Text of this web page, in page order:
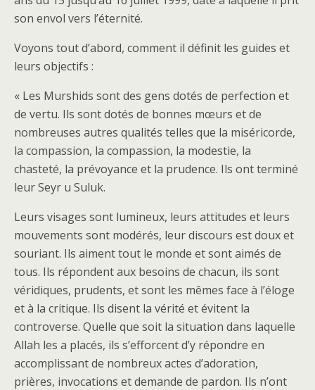
son envol vers l’éternité.
Voyons tout d’abord, comment il définit les guides et
leurs objectifs :
« Les Murshids sont des gens dotés de perfection et
de vertu. Ils sont dotés de bonnes mœurs et de
nombreuses autres qualités telles que la miséricorde,
la compassion, la compassion, la modestie, la
chasteté, la prévoyance et la prudence. Ils ont terminé
leur Seyr u Suluk.
Leurs visages sont lumineux, leurs attitudes et leurs
mouvements sont modérés, leur discours est doux et
souriant. Ils aiment tout le monde et sont aimés de
tous. Ils répondent aux besoins de chacun, ils sont
véridiques, prudents, et sont les mêmes face à l’éloge
et à la critique. Ils disent la vérité et évitent la
controverse. Quelle que soit la situation dans laquelle
Allah les a placés, ils s’efforcent d’y répondre en
accomplissant de nombreux actes d’adoration,
prières, invocations et demande de pardon. Ils n’ont